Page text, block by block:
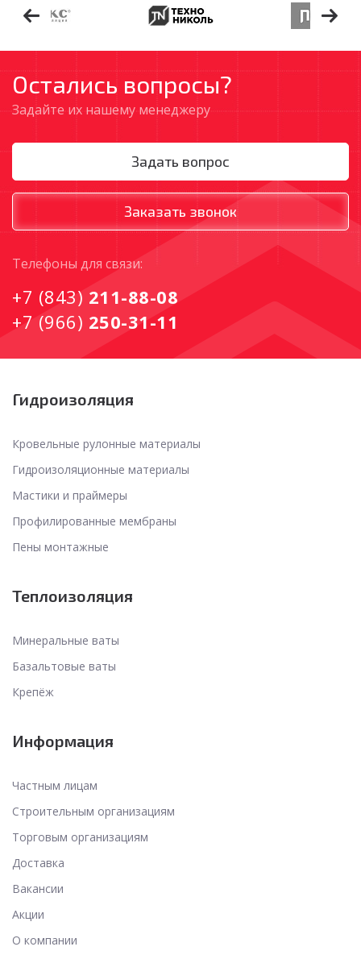
Остались вопросы?
Задайте их нашему менеджеру
Задать вопрос
Заказать звонок
Tелефоны для связи:
+7 (843) 211-88-08
+7 (966) 250-31-11
Гидроизоляция
Кровельные рулонные материалы
Гидроизоляционные материалы
Мастики и праймеры
Профилированные мембраны
Пены монтажные
Теплоизоляция
Минеральные ваты
Базальтовые ваты
Крепёж
Информация
Частным лицам
Строительным организациям
Торговым организациям
Доставка
Вакансии
Акции
О компании